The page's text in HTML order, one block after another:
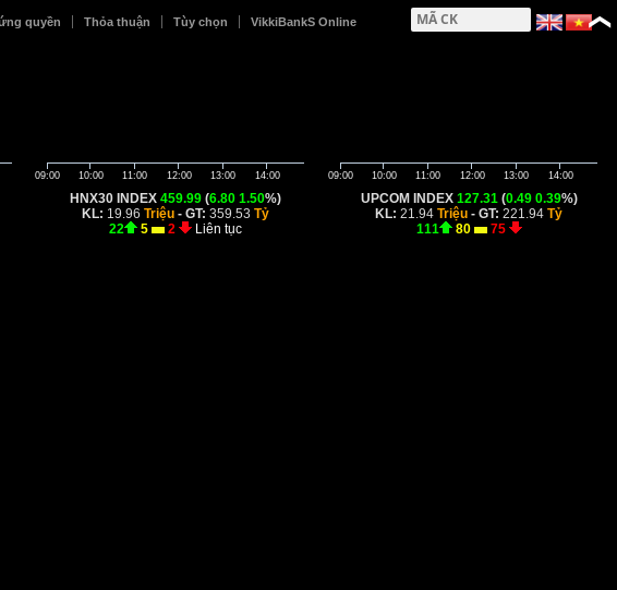
quyền Thỏa thuận Tùy chọn VikkiBankS Online
09:00 10:00 11:00 12:00 13:00 14:00
HNX30 INDEX459.99 (6.80 1.50%)
KL: 19.96 Triệu - GT:359.53 Tỷ
22
5 2 Liên tục
09:00 10:00 11:00 12:00 13:00 14:00
UPCOM INDEX 127.31 (0.49 0.39%)
KL:21.94 Triệu - GT:221.94 Tỷ
111
80 75